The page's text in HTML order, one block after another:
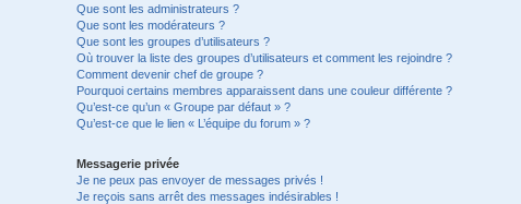
Que sont les administrateurs ?
Que sont les modérateurs ?
Que sont les groupes d’utilisateurs ?
Où trouver la liste des groupes d’utilisateurs et comment les rejoindre ?
Comment devenir chef de groupe ?
Pourquoi certains membres apparaissent dans une couleur différente ?
Qu’est-ce qu’un « Groupe par défaut » ?
Qu’est-ce que le lien « L’équipe du forum » ?
Messagerie privée
Je ne peux pas envoyer de messages privés !
Je reçois sans arrêt des messages indésirables !